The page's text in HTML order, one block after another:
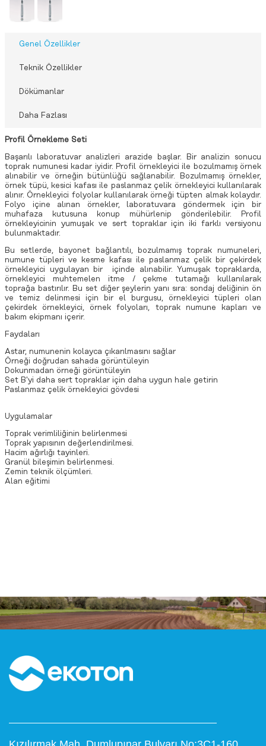
Genel Özellikler
Teknik Özellikler
Dökümanlar
Daha Fazlası
Profil Örnekleme Seti
Başarılı laboratuvar analizleri arazide başlar. Bir analizin sonucu
toprak numunesi kadar iyidir. Profil örnekleyici ile bozulmamış örnek
alınabilir ve örneğin bütünlüğü sağlanabilir. Bozulmamış örnekler,
örnek tüpü, kesici kafası ile paslanmaz çelik örnekleyici kullanılarak
alınır. Örnekleyici folyolar kullanılarak örneği tüpten almak kolaydır.
Folyo içine alınan örnekler, laboratuvara göndermek için bir
muhafaza kutusuna konup mühürlenip gönderilebilir. Profil
örnekleyicinin yumuşak ve sert topraklar için iki farklı versiyonu
bulunmaktadır.
Bu setlerde, bayonet bağlantılı, bozulmamış toprak numuneleri,
numune tüpleri ve kesme kafası ile paslanmaz çelik bir çekirdek
örnekleyici uygulayan bir içinde alınabilir. Yumuşak topraklarda,
örnekleyici muhtemelen itme / çekme tutamağı kullanılarak
toprağa bastırılır. Bu set diğer şeylerin yanı sıra: sondaj deliğinin ön
ve temiz delinmesi için bir el burgusu, örnekleyici tüpleri olan
çekirdek örnekleyici, örnek folyoları, toprak numune kapları ve
bakım ekipmanı içerir.
Faydaları
Astar, numunenin kolayca çıkarılmasını sağlar
Örneği doğrudan sahada görüntüleyin
Dokunmadan örneği görüntüleyin
Set B'yi daha sert topraklar için daha uygun hale getirin
Paslanmaz çelik örnekleyici gövdesi
Uygulamalar
Toprak verimliliğinin belirlenmesi
Toprak yapısının değerlendirilmesi.
Hacim ağırlığı tayinleri.
Granül bileşimin belirlenmesi.
Zemin teknik ölçümleri.
Alan eğitimi